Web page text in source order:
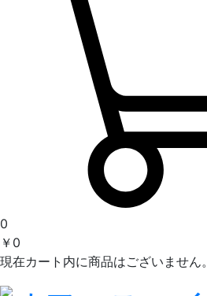
0
￥0
現在カート内に商品はございません。